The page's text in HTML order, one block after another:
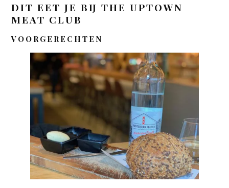
DIT EET JE BIJ THE UPTOWN
MEAT CLUB
VOORGERECHTEN